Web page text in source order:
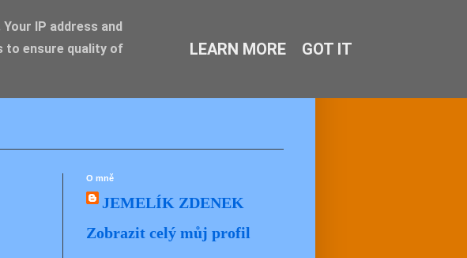
O mně
JEMELÍK ZDENEK
Zobrazit celý můj profil
IP address and
to ensure quality of
LEARN MORE GOT IT